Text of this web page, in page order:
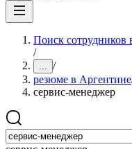
Поиск сотрудников
/
... /
резюме в Аргентине
сервис-менеджер